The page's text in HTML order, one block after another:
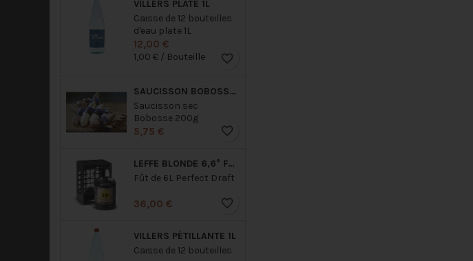
VILLERS PLATE 1L
Caisse de 12 bouteilles
d'eau plate 1L
Prix
12,00 €
1,00 € / Bouteille favorite_border
SAUCISSON BOBOSSE NATURE 200G
Saucisson sec
Bobosse 200g
Prix
5,75 € favorite_border
LEFFE BLONDE 6,6° FUT 6L
Fût de 6L Perfect Draft
Prix
36,00 € favorite_border
VILLERS PÉTILLANTE 1L
Caisse de 12 bouteilles